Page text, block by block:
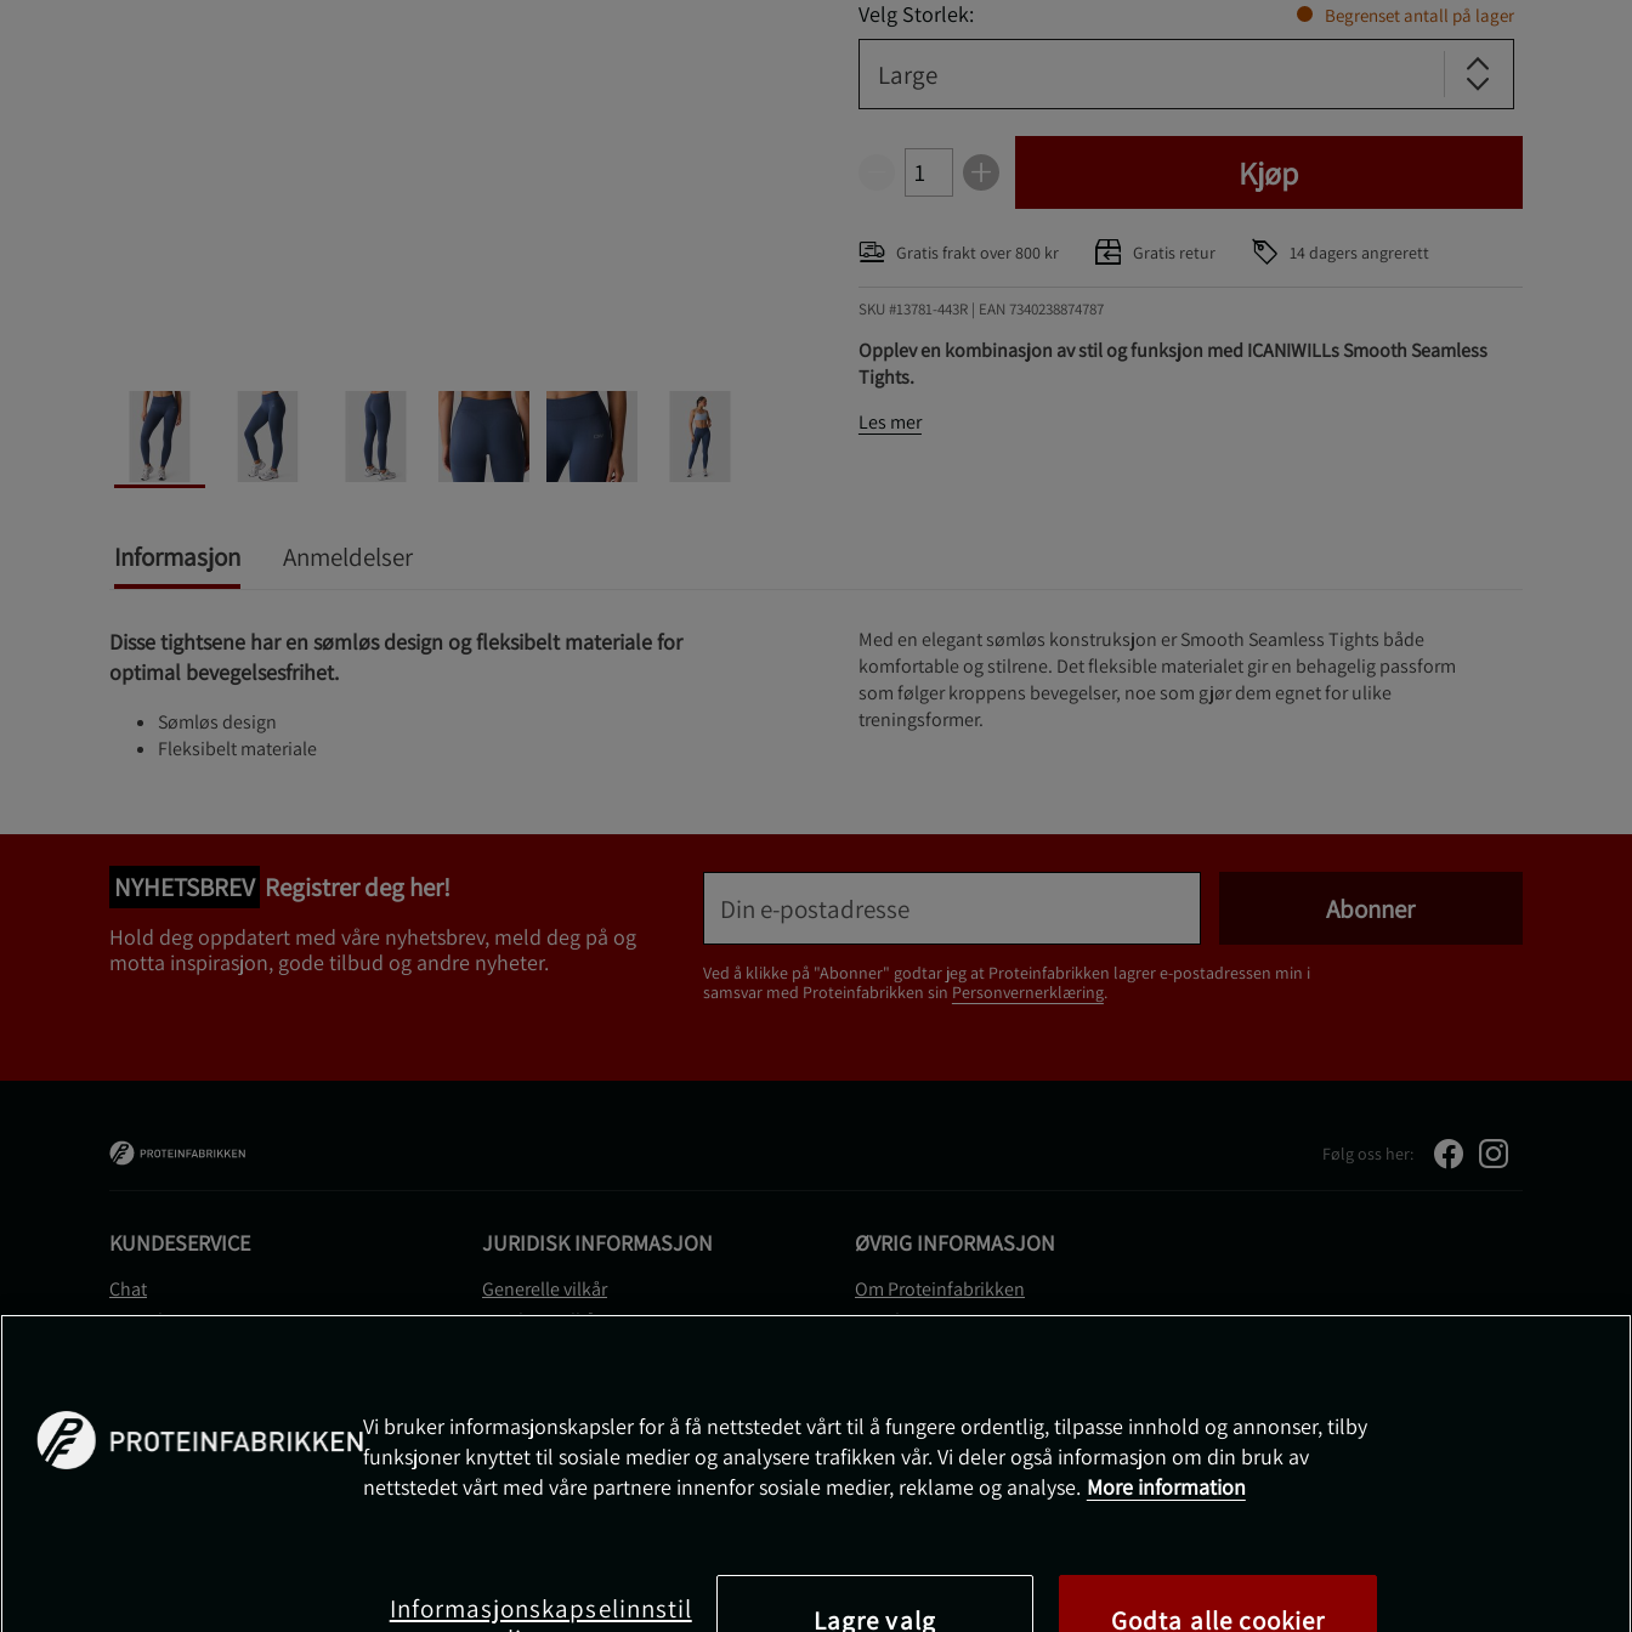
Velg Storlek: Begrenset antall på lager
Large
Kjøp
Gratis frakt over 800 kr Gratis retur 14 dagers angrerett
SKU #13781-443R | EAN 7340238874787
Opplev en kombinasjon av stil og funksjon med ICANIWILLs Smooth Seamless
Tights.
Les mer
Informasjon Anmeldelser
Disse tightsene har en sømløs design og fleksibelt materiale for
optimal bevegelsesfrihet.
Sømløs design
Fleksibelt materiale
Med en elegant sømløs konstruksjon er Smooth Seamless Tights både
komfortable og stilrene. Det fleksible materialet gir en behagelig passform
som følger kroppens bevegelser, noe som gjør dem egnet for ulike
treningsformer.
NYHETSBREV Registrer deg her!
Hold deg oppdatert med våre nyhetsbrev, meld deg på og
motta inspirasjon, gode tilbud og andre nyheter.
Ved å klikke på "Abonner" godtar jeg at Proteinfabrikken lagrer e-postadressen min i
samsvar med Proteinfabrikken sin Personvernerklæring.
Abonner
Følg oss her:
KUNDESERVICE
Chat
Kontakt
FAQ
JURIDISK INFORMASJON
Generelle vilkår
Betalingsvilkår
Medlemsvilkår
Prisløfte
Informasjon om angrerett og reklamasjon
ØVRIG INFORMASJON
Om Proteinfabrikken
Gavekort
Vi bruker informasjonskapsler for å få nettstedet vårt til å fungere ordentlig, tilpasse innhold og annonser, tilby
funksjoner knyttet til sosiale medier og analysere trafikken vår. Vi deler også informasjon om din bruk av
nettstedet vårt med våre partnere innenfor sosiale medier, reklame og analyse. More information
Informasjonskapselinnstil
Lagre valg Godta alle cookier